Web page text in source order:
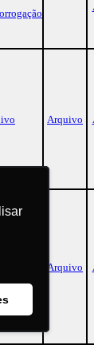
Arquivo
Arquivo